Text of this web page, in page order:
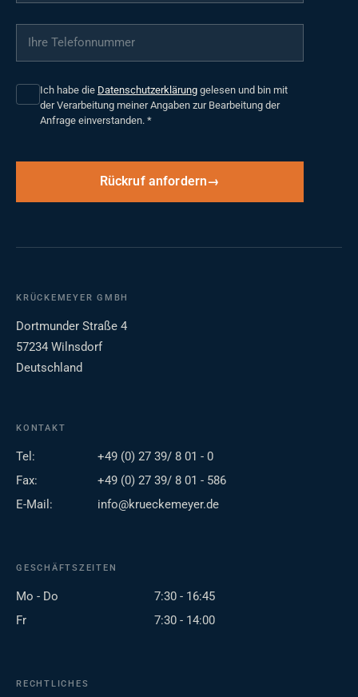
Ihre Telefonnummer
Ich habe die Datenschutzerklärung gelesen und bin mit
der Verarbeitung meiner Angaben zur Bearbeitung der
Anfrage einverstanden. *
Rückruf anfordern
KRÜCKEMEYER GMBH
Dortmunder Straße 4
57234 Wilnsdorf
Deutschland
KONTAKT
Tel:
+49 (0) 27 39/ 8 01 - 0
Fax:
+49 (0) 27 39/ 8 01 - 586
E-Mail:
info@krueckemeyer.de
GESCHÄFTSZEITEN
Mo - Do
7:30 - 16:45
Fr
7:30 - 14:00
RECHTLICHES